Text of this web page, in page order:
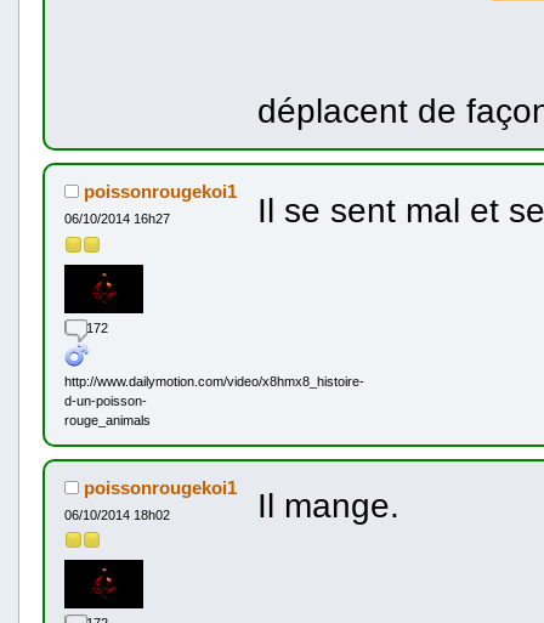
déplacent de
poissonrougekoi1
06/10/2014 16h27
172
http://www.dailymotion.com/video/x8hmx8_histoire-
d-un-poisson-
rouge_animals
Il se sent mal et
poissonrougekoi1
06/10/2014 18h02 Il mange.